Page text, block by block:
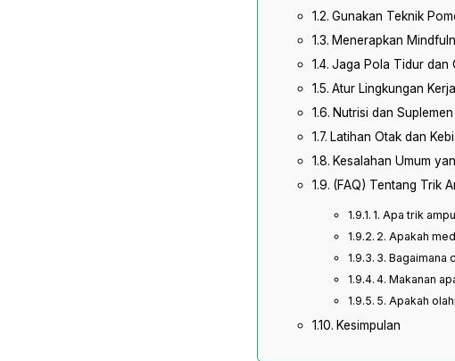
Gunakan Teknik
Menerapkan
Jaga Pola Tidur dan
Atur Lingkungan
Nutrisi dan
Latihan Otak dan
Kesalahan Umum
(FAQ) Tentang Trik
1. Apa trik
2. Apakah
3. Bagaimana
4. Makanan
5. Apakah
Kesimpulan